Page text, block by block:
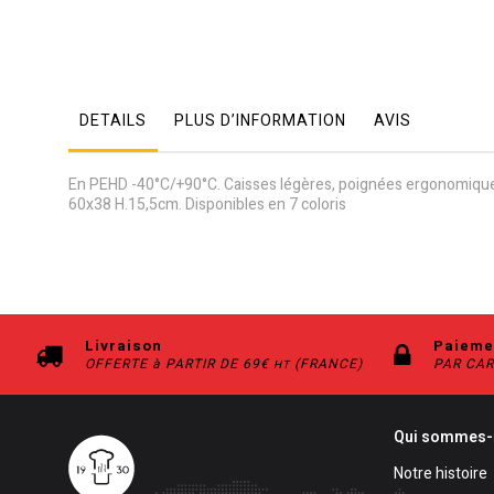
images
galleryDETAILS PLUS D’INFORMATION AVIS
En PEHD -40°C/+90°C. Caisses légères, poignées
60x38 H.15,5cm. Disponibles en 7 coloris
Livraison
OFFERTE à PARTIR DE 69€ HT(FRANCE) PAR
Qui
Notre histoire